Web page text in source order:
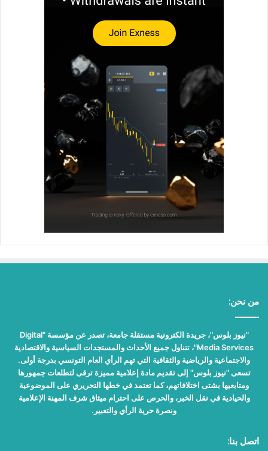
من نحن:
"نيوز بلوس"، جريدة الكترونية مستقلة جامعة، تصدر عن مؤسسة "Digital
Media Services"، تتناول جميع الأحداث والمستجدات السياسية والاقتصادية
والاجتماعية والرياضية والثقافية التي تهم الرأي العام التونسي بدرجة أولى.
تسعى "نيوز بلوس" إلى تقديم مادة إعلامية مميزة ترقى لتطلعات جمهورها
ومتابعيها بشتى اختلافاتهم، كما تعتمد في خطها التحريري على الموضوعية
والحيادية في نقل الخبر، والحرص على احترام ميثاق شرف المهنة الإعلامية
ونصرة حرية الرأي والتعبير.
اتصل بنا: